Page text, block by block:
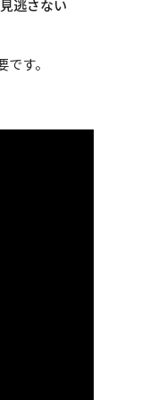
逃さない
す。